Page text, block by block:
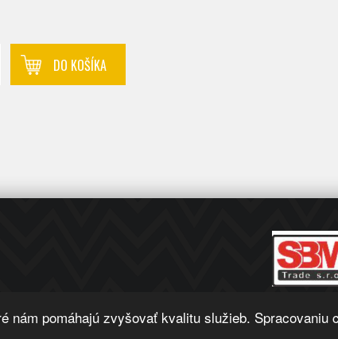
pomáhajú zvyšovať kvalitu služieb. Spracovaniu
DO KOŠÍKA